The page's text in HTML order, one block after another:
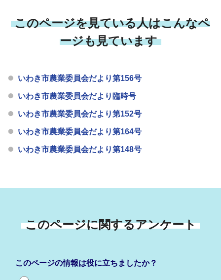
このページを見ている人はこんなペ
ージも見ています
いわき市農業委員会だより第156号
いわき市農業委員会だより臨時号
いわき市農業委員会だより第152号
いわき市農業委員会だより第164号
いわき市農業委員会だより第148号
このページに関するアンケート
このページの情報は役に立ちましたか？